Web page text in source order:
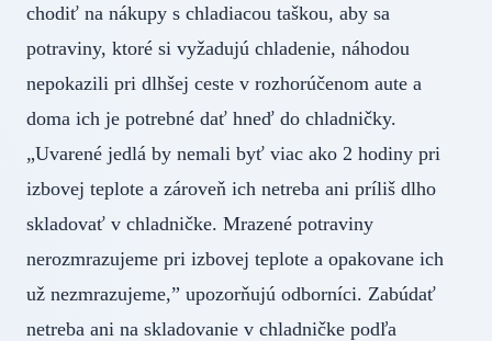
chodiť na nákupy s chladiacou taškou, aby sa
potraviny, ktoré si vyžadujú chladenie, náhodou
nepokazili pri dlhšej ceste v rozhorúčenom aute a
doma ich je potrebné dať hneď do chladničky.
„Uvarené jedlá by nemali byť viac ako 2 hodiny pri
izbovej teplote a zároveň ich netreba ani príliš dlho
skladovať v chladničke. Mrazené potraviny
nerozmrazujeme pri izbovej teplote a opakovane ich
už nezmrazujeme,” upozorňujú odborníci. Zabúdať
netreba ani na skladovanie v chladničke podľa